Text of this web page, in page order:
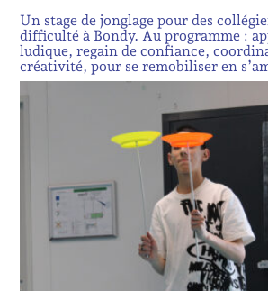
Un stage de jonglage pour des
difficulté à Bondy. Au programme :
ludique, regain de confiance,
créativité, pour se remobiliser en